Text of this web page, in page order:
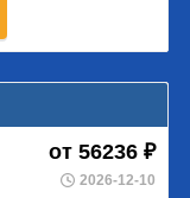
от 56236 ₽
2026-12-10